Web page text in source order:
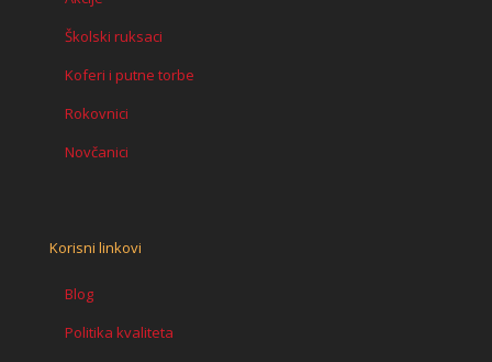
Školski ruksaci
Koferi i putne torbe
Rokovnici
Novčanici
Korisni linkovi
Blog
Politika kvaliteta